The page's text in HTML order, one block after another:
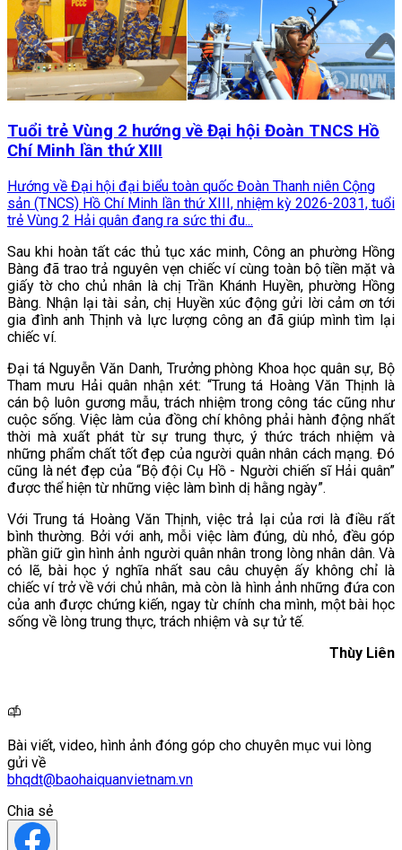
Tuổi trẻ Vùng 2 hướng về Đại hội Đoàn TNCS Hồ
Chí Minh lần thứ XIII
Hướng về Đại hội đại biểu toàn quốc Đoàn Thanh niên Cộng
sản (TNCS) Hồ Chí Minh lần thứ XIII, nhiệm kỳ 2026-2031, tuổi
trẻ Vùng 2 Hải quân đang ra sức thi đu...
Sau khi hoàn tất các thủ tục xác minh, Công an phường Hồng
Bàng đã trao trả nguyên vẹn chiếc ví cùng toàn bộ tiền mặt và
giấy tờ cho chủ nhân là chị Trần Khánh Huyền, phường Hồng
Bàng. Nhận lại tài sản, chị Huyền xúc động gửi lời cảm ơn tới
gia đình anh Thịnh và lực lượng công an đã giúp mình tìm lại
chiếc ví.
Đại tá Nguyễn Văn Danh, Trưởng phòng Khoa học quân sự, Bộ
Tham mưu Hải quân nhận xét: “Trung tá Hoàng Văn Thịnh là
cán bộ luôn gương mẫu, trách nhiệm trong công tác cũng như
cuộc sống. Việc làm của đồng chí không phải hành động nhất
thời mà xuất phát từ sự trung thực, ý thức trách nhiệm và
những phẩm chất tốt đẹp của người quân nhân cách mạng. Đó
cũng là nét đẹp của “Bộ đội Cụ Hồ - Người chiến sĩ Hải quân”
được thể hiện từ những việc làm bình dị hằng ngày”.
Với Trung tá Hoàng Văn Thịnh, việc trả lại của rơi là điều rất
bình thường. Bởi với anh, mỗi việc làm đúng, dù nhỏ, đều góp
phần giữ gìn hình ảnh người quân nhân trong lòng nhân dân. Và
có lẽ, bài học ý nghĩa nhất sau câu chuyện ấy không chỉ là
chiếc ví trở về với chủ nhân, mà còn là hình ảnh những đứa con
của anh được chứng kiến, ngay từ chính cha mình, một bài học
sống về lòng trung thực, trách nhiệm và sự tử tế.
Thùy Liên
Bài viết, video, hình ảnh đóng góp cho chuyên mục vui lòng
gửi về
bhqdt@baohaiquanvietnam.vn
Chia sẻ